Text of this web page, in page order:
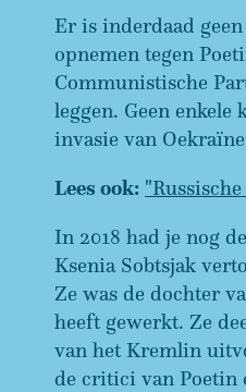
Er is inderdaad
opnemen tegen
Communistische
leggen. Geen
invasie van
Lees ook:
In 2018 had je nog
Ksenia Sobtsjak
Ze was de dochter
heeft gewerkt. Ze
van het Kremlin
de critici van Poetin